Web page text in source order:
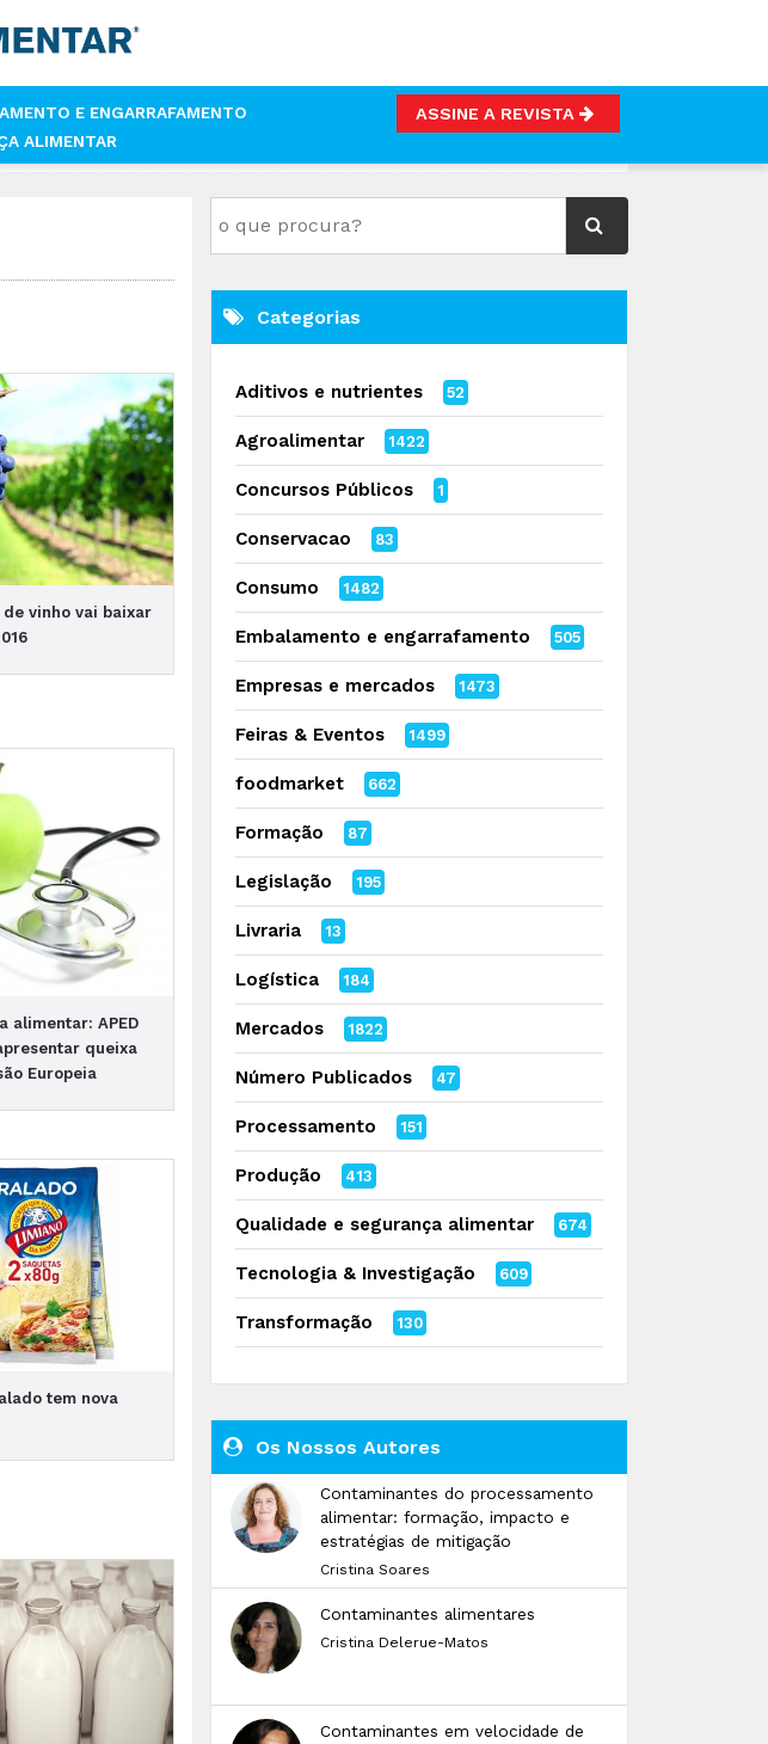
E ENGARRAFAMENTO
ALIMENTAR
ASSINE A REVISTA
de vinho vai baixar
alimentar: APED
queixa
Europeia
tem nova
Categorias
Aditivos e nutrientes 52
Agroalimentar 1422
Concursos Públicos 1
Conservacao 83
Consumo 1482
Embalamento e engarrafamento 505
Empresas e mercados 1473
Feiras & Eventos 1499
foodmarket 662
Formação 87
Legislação 195
Livraria 13
Logística 184
Mercados 1822
Número Publicados 47
Processamento 151
Produção 413
Qualidade e segurança alimentar 674
Tecnologia & Investigação 609
Transformação 130
Os Nossos Autores
Contaminantes do processamento
alimentar: formação, impacto e
estratégias de mitigação
Cristina Soares
Contaminantes alimentares
Cristina Delerue-Matos
Contaminantes em velocidade de